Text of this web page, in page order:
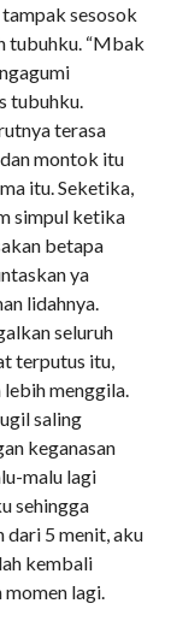
sesosok
tubuhku. “Mbak
tubuhku.
terasa
montok itu
itu. Seketika,
simpul ketika
betapa
ya
lidahnya.
seluruh
terputus itu,
menggila.
saling
keganasan
malu lagi
sehingga
dari 5 menit, aku
kembali
lagi.